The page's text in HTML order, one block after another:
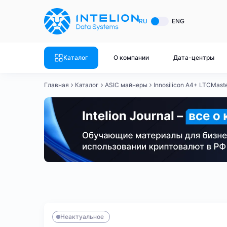
RU ENG
Каталог О компании Дата-центры
ASIC майнеры
Canaan
Innosilicon
Готовый
Готовый
Готовый
Готовый
Готовый
Главная Каталог ASIC майнеры Innosilicon A4+
Неактуальное